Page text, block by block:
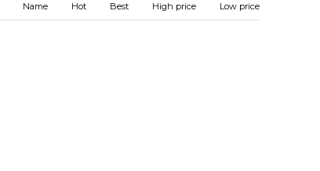
Name Hot Best High price Low price